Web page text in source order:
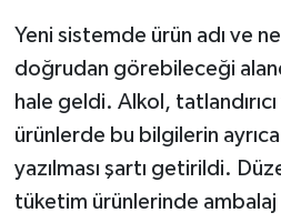
Yeni sistemde ürün adı ve
doğrudan görebileceği
hale geldi. Alkol,
ürünlerde bu bilgilerin
yazılması şartı getirildi.
tüketim ürünlerinde